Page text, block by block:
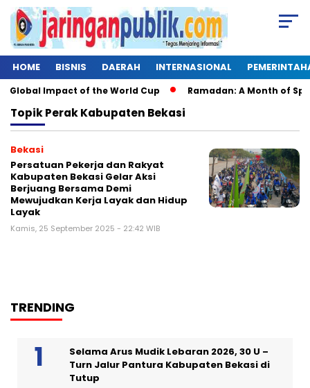
HOME BISNIS DAERAH INTERNASIONAL
Impact of the World Cup Ramadan: A Month of
TopikPerak Kabupaten Bekasi
Bekasi
Persatuan Pekerja dan Rakyat
Kabupaten Bekasi Gelar Aksi
Berjuang Bersama Demi
Mewujudkan Kerja Layak dan Hidup
Layak
Kamis, 25 September 2025 - 22:42 WIB
TRENDING
Selama Arus Mudik Lebaran 2026, 30 U –
Turn Jalur Pantura Kabupaten Bekasi di
Tutup